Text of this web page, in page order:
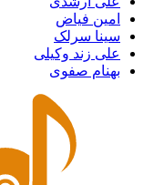
امین فیاض
سینا سرلک
علی زند وکیلی
بهنام صفوی